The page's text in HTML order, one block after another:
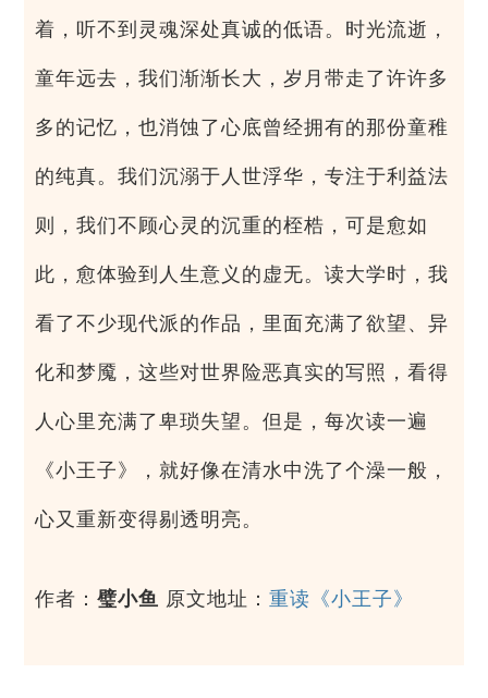
着，听不到灵魂深处真诚的低语。时光流逝，
童年远去，我们渐渐长大，岁月带走了许许多
多的记忆，也消蚀了心底曾经拥有的那份童稚
的纯真。我们沉溺于人世浮华，专注于利益法
则，我们不顾心灵的沉重的桎梏，可是愈如
此，愈体验到人生意义的虚无。读大学时，我
看了不少现代派的作品，里面充满了欲望、异
化和梦魇，这些对世界险恶真实的写照，看得
人心里充满了卑琐失望。但是，每次读一遍
《小王子》，就好像在清水中洗了个澡一般，
心又重新变得剔透明亮。
作者：璧小鱼 原文地址：重读《小王子》